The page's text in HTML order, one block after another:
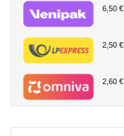
6,50 €
2,50 €
2,60 €